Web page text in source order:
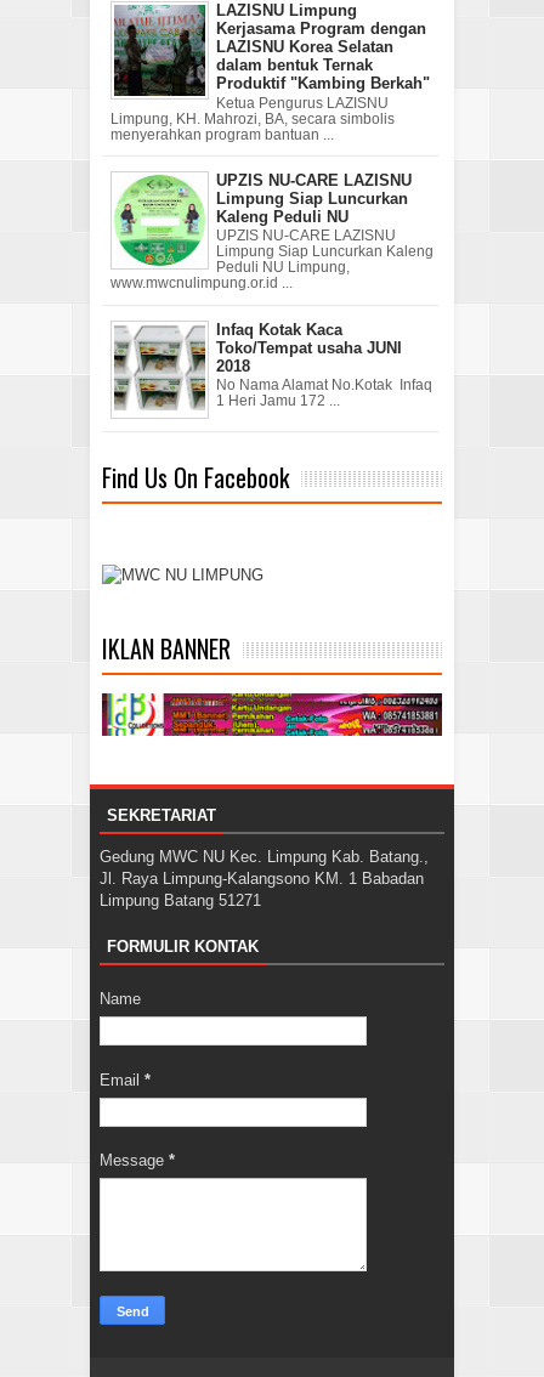
LAZISNU Limpung
Kerjasama Program dengan
LAZISNU Korea Selatan
dalam bentuk Ternak
Produktif "Kambing Berkah"
Ketua Pengurus LAZISNU
Limpung, KH. Mahrozi, BA, secara simbolis
menyerahkan program bantuan ...
UPZIS NU-CARE LAZISNU
Limpung Siap Luncurkan
Kaleng Peduli NU
UPZIS NU-CARE LAZISNU
Limpung Siap Luncurkan Kaleng
Peduli NU Limpung,
www.mwcnulimpung.or.id ...
Infaq Kotak Kaca
Toko/Tempat usaha JUNI
2018
No Nama Alamat No.Kotak Infaq
1 Heri Jamu 172 ...
Find Us On Facebook
IKLAN BANNER
SEKRETARIAT
Gedung MWC NU Kec. Limpung Kab. Batang.,
Jl. Raya Limpung-Kalangsono KM. 1 Babadan
Limpung Batang 51271
FORMULIR KONTAK
Name
Email *
Message *